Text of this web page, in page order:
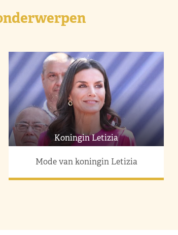
Koningin Letizia
Mode van koningin Letizia